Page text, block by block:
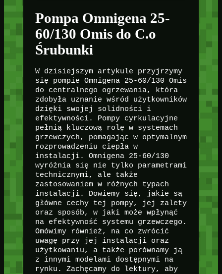
Pompa Omnigena 25-
60/130 Omis do C.o
Śrubunki
W dzisiejszym artykule przyjrzymy
się pompie Omnigena 25-60/130 Omis
do centralnego ogrzewania, która
zdobyła uznanie wśród użytkowników
dzięki swojej solidności i
efektywności. Pompy cyrkulacyjne
pełnią kluczową rolę w systemach
grzewczych, pomagając w optymalnym
rozprowadzeniu ciepła w
instalacji. Omnigena 25-60/130
wyróżnia się nie tylko parametrami
technicznymi, ale także
zastosowaniem w różnych typach
instalacji. Dowiemy się, jakie są
główne cechy tej pompy, jej zalety
oraz sposób, w jaki może wpłynąć
na efektywność systemu grzewczego.
Omówimy również, na co zwrócić
uwagę przy jej instalacji oraz
użytkowaniu, a także porównamy ją
z innymi modelami dostępnymi na
rynku. Zachęcamy do lektury, aby